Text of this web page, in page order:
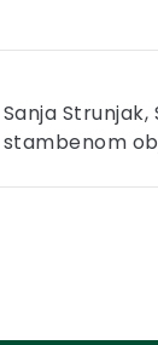
Sanja
stambenom